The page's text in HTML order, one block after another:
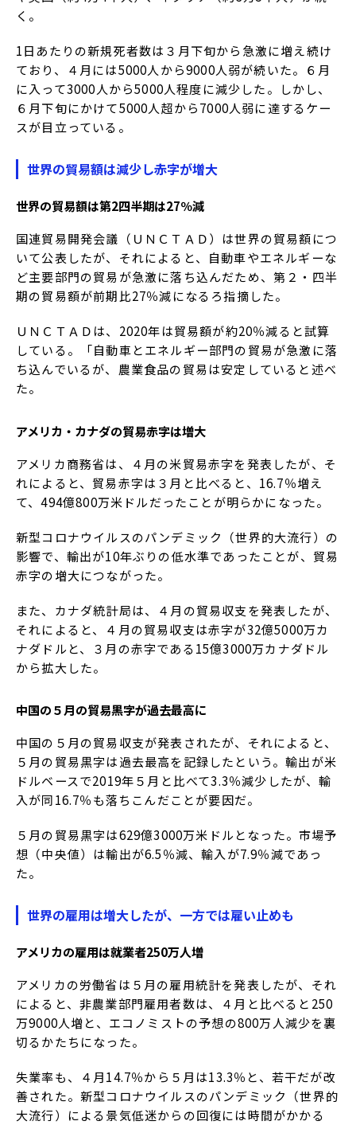
く。
1日あたりの新規死者数は３月下旬から急激に増え続け
ており、４月には5000人から9000人弱が続いた。６月
に入って3000人から5000人程度に減少した。しかし、
６月下旬にかけて5000人超から7000人弱に達するケー
スが目立っている。
世界の貿易額は減少し赤字が増大
世界の貿易額は第2四半期は27％減
国連貿易開発会議（ＵＮＣＴＡＤ）は世界の貿易額につ
いて公表したが、それによると、自動車やエネルギーな
ど主要部門の貿易が急激に落ち込んだため、第２・四半
期の貿易額が前期比27％減になるろ指摘した。
ＵＮＣＴＡＤは、2020年は貿易額が約20％減ると試算
している。「自動車とエネルギー部門の貿易が急激に落
ち込んでいるが、農業食品の貿易は安定していると述べ
た。
アメリカ・カナダの貿易赤字は増大
アメリカ商務省は、４月の米貿易赤字を発表したが、そ
れによると、貿易赤字は３月と比べると、16.7％増え
て、494億800万米ドルだったことが明らかになった。
新型コロナウイルスのパンデミック（世界的大流行）の
影響で、輸出が10年ぶりの低水準であったことが、貿易
赤字の増大につながった。
また、カナダ統計局は、４月の貿易収支を発表したが、
それによると、４月の貿易収支は赤字が32億5000万カ
ナダドルと、３月の赤字である15億3000万カナダドル
から拡大した。
中国の５月の貿易黒字が過去最高に
中国の５月の貿易収支が発表されたが、それによると、
５月の貿易黒字は過去最高を記録したという。輸出が米
ドルベースで2019年５月と比べて3.3％減少したが、輸
入が同16.7％も落ちこんだことが要因だ。
５月の貿易黒字は629億3000万米ドルとなった。市場予
想（中央値）は輸出が6.5％減、輸入が7.9％減であっ
た。
世界の雇用は増大したが、一方では雇い止めも
アメリカの雇用は就業者250万人増
アメリカの労働省は５月の雇用統計を発表したが、それ
によると、非農業部門雇用者数は、４月と比べると250
万9000人増と、エコノミストの予想の800万人減少を裏
切るかたちになった。
失業率も、４月14.7％から５月は13.3％と、若干だが改
善された。新型コロナウイルスのパンデミック（世界的
大流行）による景気低迷からの回復には時間がかかる